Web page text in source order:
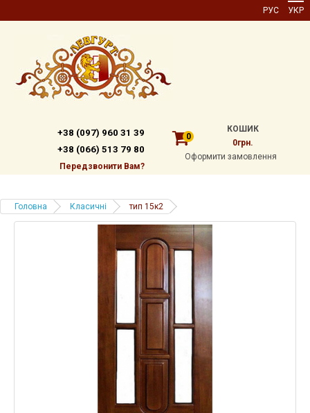
РУС УКР
+38 (097) 960 31 39
+38 (066) 513 79 80
Передзвонити Вам?
0
КОШИК
0грн.
Оформити замовлення
Головна Класичні тип 15к2